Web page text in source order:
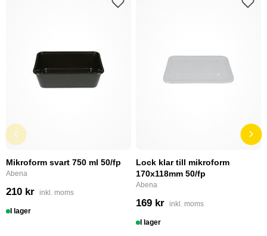
Mikroform svart 750 ml 50/fp
Abena
210 kr inkl. moms
I lager
Lock klar till mikroform
170x118mm 50/fp
Abena
169 kr inkl. moms
I lager